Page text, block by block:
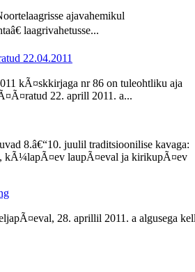
ajavahemikul
laagrivahetusse...
22.04.2011
kÃ¤skkirjaga nr 86 on tuleohtliku aja
22. aprill 2011. a...
8.â€“10. juulil traditsioonilise kavaga:
kÃ¼lapÃ¤ev laupÃ¤eval ja kirikupÃ¤ev
28. aprillil 2011. a algusega kell